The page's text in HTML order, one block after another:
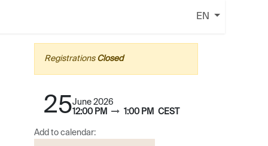
EN
Registrations Closed
25June 2026
12:00 PM
1:00 PM CEST
Add to calendar: